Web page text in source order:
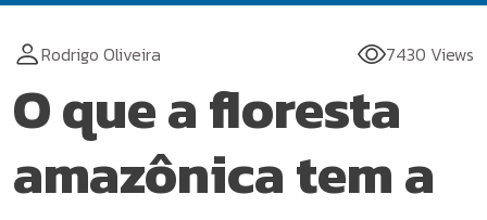
Rodrigo Oliveira 7430 Views
O que a floresta
amazônica tem a